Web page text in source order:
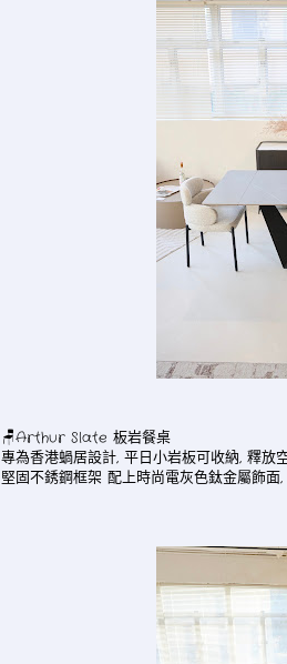
🪑Arthur Slate 板岩餐桌
專為香港蝸居設計, 平日小岩板可收納, 釋放
堅固不銹鋼框架 配上時尚電灰色鈦金屬飾